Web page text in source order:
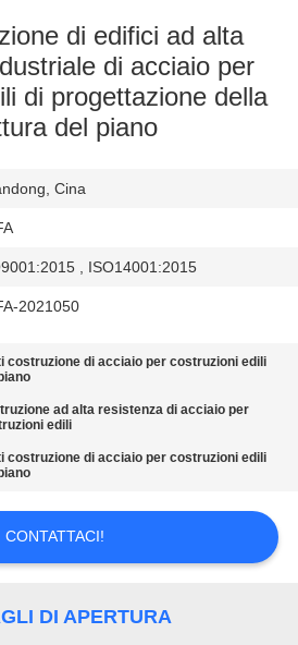
di edifici ad alta
di acciaio per
di progettazione della
del piano
Cina
, ISO14001:2015
2021050
costruzione di acciaio per costruzioni edili
ad alta resistenza di acciaio per
edili
costruzione di acciaio per costruzioni edili
CONTATTACI!
DI APERTURA